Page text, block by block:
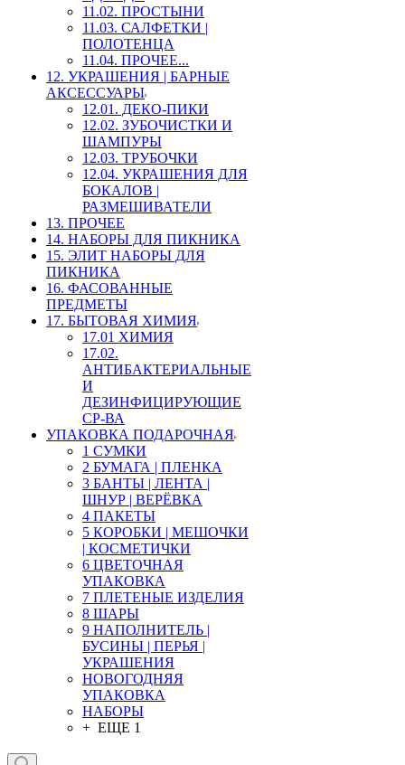
11.02. ПРОСТЫНИ
11.03. САЛФЕТКИ |
ПОЛОТЕНЦА
11.04. ПРОЧЕЕ...
12. УКРАШЕНИЯ | БАРНЫЕ
АКСЕССУАРЫ
12.01. ДЕКО-ПИКИ
12.02. ЗУБОЧИСТКИ И
ШАМПУРЫ
12.03. ТРУБОЧКИ
12.04. УКРАШЕНИЯ ДЛЯ
БОКАЛОВ |
РАЗМЕШИВАТЕЛИ
13. ПРОЧЕЕ
14. НАБОРЫ ДЛЯ ПИКНИКА
15. ЭЛИТ НАБОРЫ ДЛЯ
ПИКНИКА
16. ФАСОВАННЫЕ
ПРЕДМЕТЫ
17. БЫТОВАЯ ХИМИЯ
17.01 ХИМИЯ
17.02.
АНТИБАКТЕРИАЛЬНЫЕ
И
ДЕЗИНФИЦИРУЮЩИЕ
СР-ВА
УПАКОВКА ПОДАРОЧНАЯ
1 СУМКИ
2 БУМАГА | ПЛЕНКА
3 БАНТЫ | ЛЕНТА |
ШНУР | ВЕРЁВКА
4 ПАКЕТЫ
5 КОРОБКИ | МЕШОЧКИ
| КОСМЕТИЧКИ
6 ЦВЕТОЧНАЯ
УПАКОВКА
7 ПЛЕТЕНЫЕ ИЗДЕЛИЯ
8 ШАРЫ
9 НАПОЛНИТЕЛЬ |
БУСИНЫ | ПЕРЬЯ |
УКРАШЕНИЯ
НОВОГОДНЯЯ
УПАКОВКА
НАБОРЫ
+ ЕЩЕ 1